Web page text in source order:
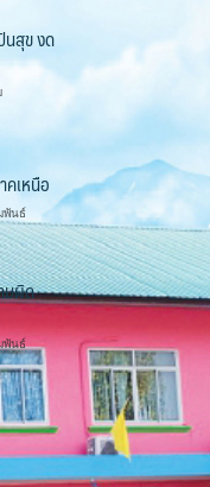
สุข งด
เหนือ
พันธ์
มผิด
พันธ์